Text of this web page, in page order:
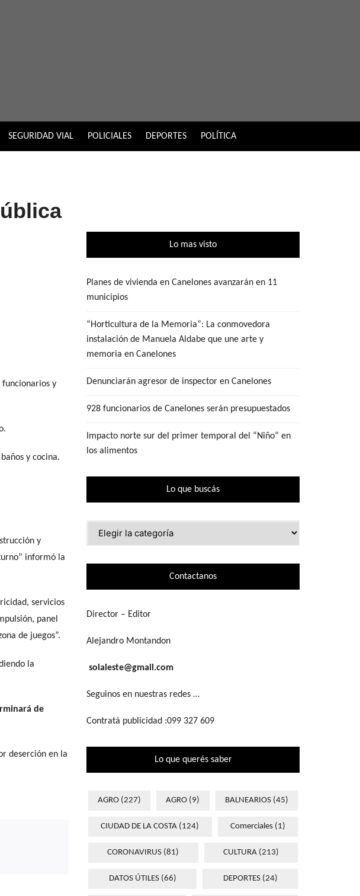
SEGURIDAD VIAL POLICIALES DEPORTES POLÍTICA
funcionarios y
y cocina.
y
informó la
servicios
panel
de juegos”.
la
de
deserción en la
Lo mas visto
Planes de vivienda en Canelones avanzarán en 11
municipios
“Horticultura de la Memoria”: La conmovedora
instalación de Manuela Aldabe que une arte y
memoria en Canelones
Denunciarán agresor de inspector en Canelones
928 funcionarios de Canelones serán presupuestados
Impacto norte sur del primer temporal del “Niño” en
los alimentos
Lo que buscás
Contactanos
Director – Editor
Alejandro Montandon
solaleste@gmail.com
Seguinos en nuestras redes …
Contratá publicidad :099 327 609
Lo que querés saber
AGRO (227) AGRO (9) BALNEARIOS(45)
CIUDAD DE LA COSTA (124) Comerciales(1)
CORONAVIRUS (81) CULTURA(213)
DATOS ÚTILES(66) DEPORTES(24)